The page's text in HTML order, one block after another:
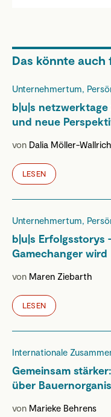
Das könnte auch
Unternehmertum,
b|u|s
und neue
von Dalia Möller-
LESEN
Unternehmertum,
b|u|s Erfolgsstorys
Gamechanger wird
von Maren Ziebarth
LESEN
Internationale
Gemeinsam
über
von Marieke Behrens